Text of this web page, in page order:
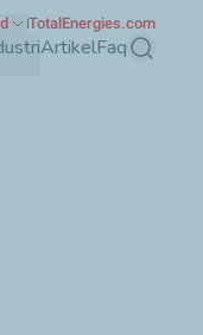
ArtikelFaq Mencari
TotalEnergies.com